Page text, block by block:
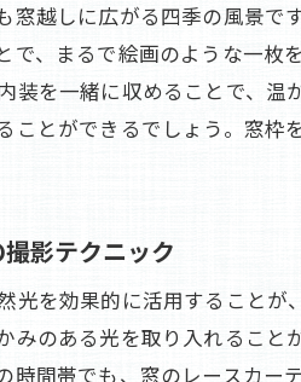
四季の移ろい
旅館での特別
四季の変化を
窓越しに広がる四季の風景
で、まるで絵画のような一
装を一緒に収めることで、
ことができるでしょう。窓
影テクニック
光を効果的に活用すること
みのある光を取り入れるこ
時間帯でも、窓のレースカ